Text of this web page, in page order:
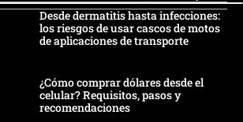
Desde dermatitis hasta infecciones:
los riesgos de usar cascos de motos
de aplicaciones de transporte
¿Cómo comprar dólares desde el
celular? Requisitos, pasos y
recomendaciones